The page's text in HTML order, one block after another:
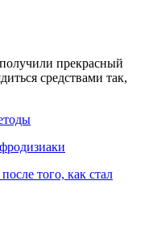
прекрасный
средствами так,
того, как стал